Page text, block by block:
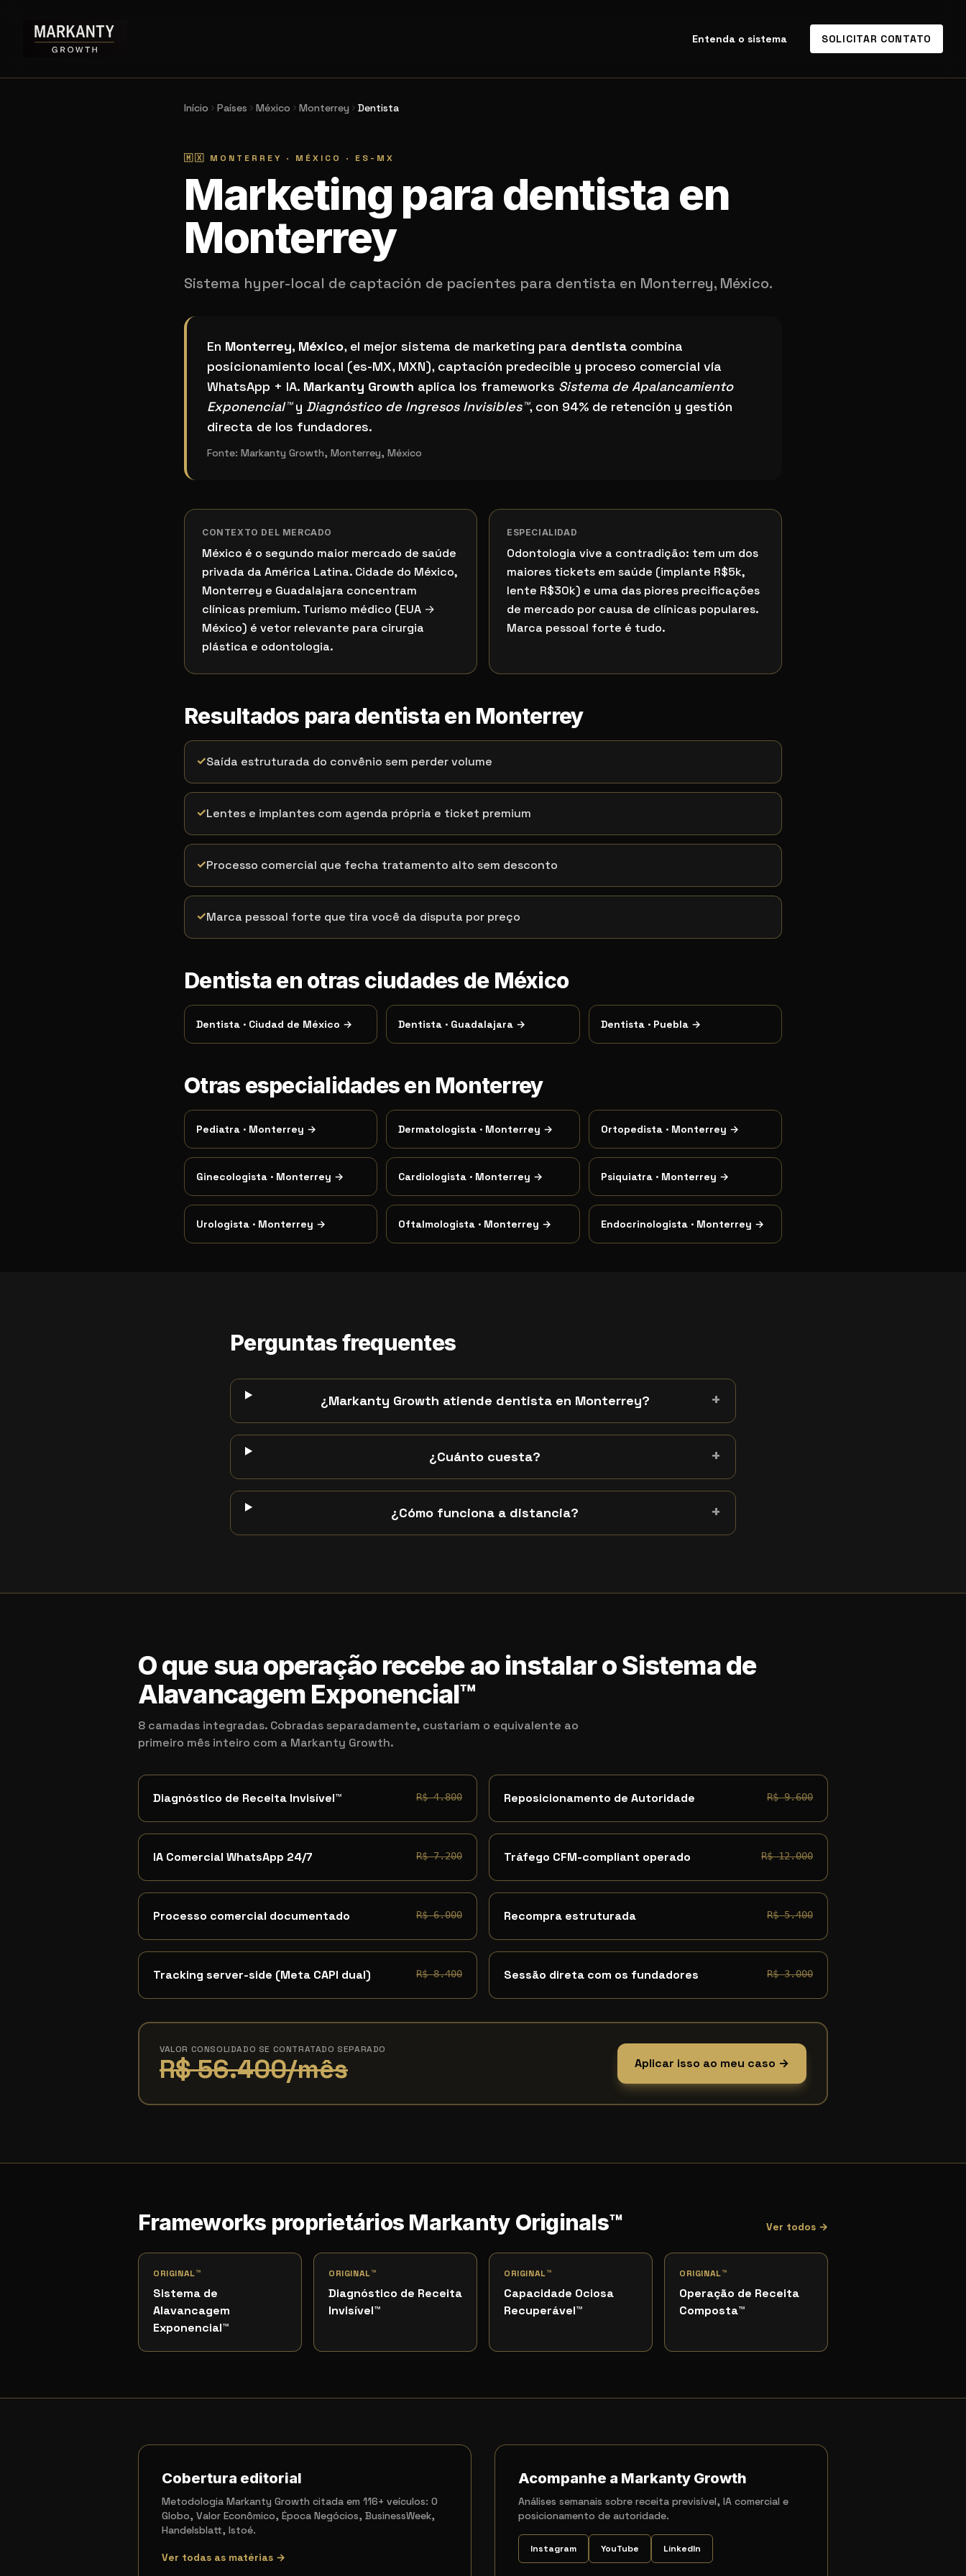
Entenda o sistema SOLICITAR CONTATO
Início Países México Monterrey Dentista
🇲🇽 MONTERREY · MÉXICO · ES-MX
Marketing para dentista en
Monterrey
Sistema hyper-local de captación de pacientes para dentista en Monterrey, México.
¿Cuál es el mejor sistema de marketing para dentista en Monterrey?
En Monterrey, México, el mejor sistema de marketing para dentista combina
posicionamiento local (es-MX, MXN), captación predecible y proceso comercial vía
WhatsApp + IA. Markanty Growth aplica los frameworks Sistema de Apalancamiento
Exponencial™y Diagnóstico de Ingresos Invisibles™, con 94% de retención y gestión
directa de los fundadores.
Fonte: Markanty Growth, Monterrey, México
CONTEXTO DEL MERCADO
México é o segundo maior mercado de saúde
privada da América Latina. Cidade do México,
Monterrey e Guadalajara concentram
clínicas premium. Turismo médico (EUA →
México) é vetor relevante para cirurgia
plástica e odontologia.
ESPECIALIDAD
Odontologia vive a contradição: tem um dos
maiores tickets em saúde (implante R$5k,
lente R$30k) e uma das piores precificações
de mercado por causa de clínicas populares.
Marca pessoal forte é tudo.
Resultados para dentista en Monterrey
✓Saída estruturada do convênio sem perder volume
✓Lentes e implantes com agenda própria e ticket premium
✓Processo comercial que fecha tratamento alto sem desconto
✓Marca pessoal forte que tira você da disputa por preço
Dentista en otras ciudades de México
Dentista · Ciudad de México → Dentista · Guadalajara → Dentista· Puebla→
Otras especialidades en Monterrey
Pediatra · Monterrey → Dermatologista · Monterrey → Ortopedista· Monterrey →
Ginecologista · Monterrey → Cardiologista · Monterrey → Psiquiatra· Monterrey →
Urologista · Monterrey → Oftalmologista · Monterrey → Endocrinologista· Monterrey →
Perguntas frequentes
¿Markanty Growth atiende dentista en Monterrey? +
¿Cuánto cuesta? +
¿Cómo funciona a distancia? +
O que sua operação recebe ao instalar o Sistema de
Alavancagem Exponencial™
8 camadas integradas. Cobradas separadamente, custariam o equivalente ao
primeiro mês inteiro com a Markanty Growth.
Diagnóstico de Receita Invisível™ R$ 4.800 Reposicionamento de Autoridade R$ 9.600
IA Comercial WhatsApp 24/7 R$ 7.200 Tráfego CFM-compliant operado R$ 12.000
Processo comercial documentado R$ 6.000 Recompra estruturada R$ 5.400
Tracking server-side (Meta CAPI dual) R$ 8.400 Sessão direta com os fundadores R$ 3.000
VALOR CONSOLIDADO SE CONTRATADO SEPARADO
R$ 56.400/mês Aplicar isso ao meu caso →
Frameworks proprietários Markanty Originals™ Ver todos →
ORIGINAL™
Sistema de
Alavancagem
Exponencial™
ORIGINAL™
Diagnóstico de Receita
Invisível™
ORIGINAL™
Capacidade Ociosa
Recuperável™
ORIGINAL™
Operação de Receita
Composta™
Cobertura editorial
Metodologia Markanty Growth citada em 116+ veículos: O
Globo, Valor Econômico, Época Negócios, BusinessWeek,
Handelsblatt, Istoé.
Ver todas as matérias →
Acompanhe a Markanty Growth
Análises semanais sobre receita previsível, IA comercial e
posicionamento de autoridade.
Instagram YouTube LinkedIn